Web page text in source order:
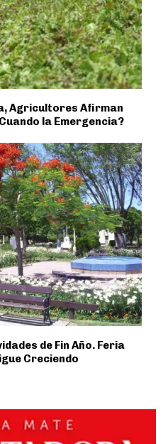
Agricultores Afirman
la Emergencia?
de Fin Año. Feria
Creciendo